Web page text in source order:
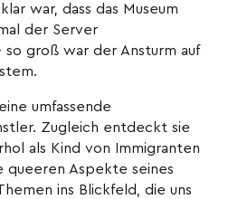
war, dass das Museum
der Server
groß war der Ansturm auf
umfassende
Zugleich entdeckt sie
als Kind von Immigranten
queeren Aspekte seines
ins Blickfeld, die uns